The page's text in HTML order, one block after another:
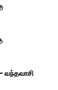
வந்தவாசி